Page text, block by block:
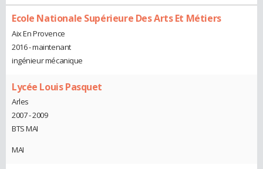
Ecole Nationale Supérieure Des Arts Et Métiers
Aix En Provence
2016 - maintenant
ingénieur mécanique
Lycée Louis Pasquet
Arles
2007 - 2009
BTS MAI
MAI